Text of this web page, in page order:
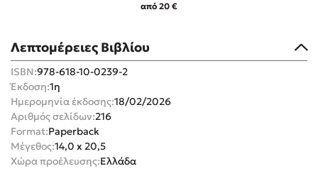
Mel Robbins
Η μέθοδος Αφήστε τους
Λεπτομέρειες Βιβλίου
ISBN:978-618-10-0239-2
Έκδοση:1η
Ημερομηνία έκδοσης:18/02/2026
Αριθμός σελίδων:216
Format:Paperback
Μέγεθος:14,0 x 20,5
Χώρα προέλευσης:Ελλάδα
από 20 €